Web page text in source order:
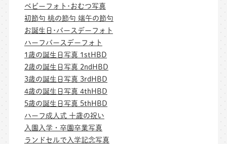
ベビーフォト･おむつ写真
初節句 桃の節句 端午の節句
お誕生日･バースデーフォト
ハーフバースデーフォト
1歳の誕生日写真 1stHBD
2歳の誕生日写真 2ndHBD
3歳の誕生日写真 3rdHBD
4歳の誕生日写真 4thHBD
5歳の誕生日写真 5thHBD
ハーフ成人式 十歳の祝い
入園入学・卒園卒業写真
ランドセルで入学記念写真